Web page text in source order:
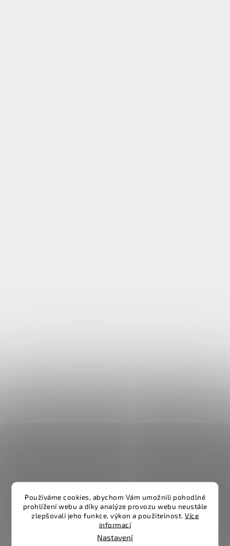
Používáme cookies, abychom Vám umožnili pohodlné
prohlížení webu a díky analýze provozu webu neustále
zlepšovali jeho funkce, výkon a použitelnost. Více
informací
Nastavení